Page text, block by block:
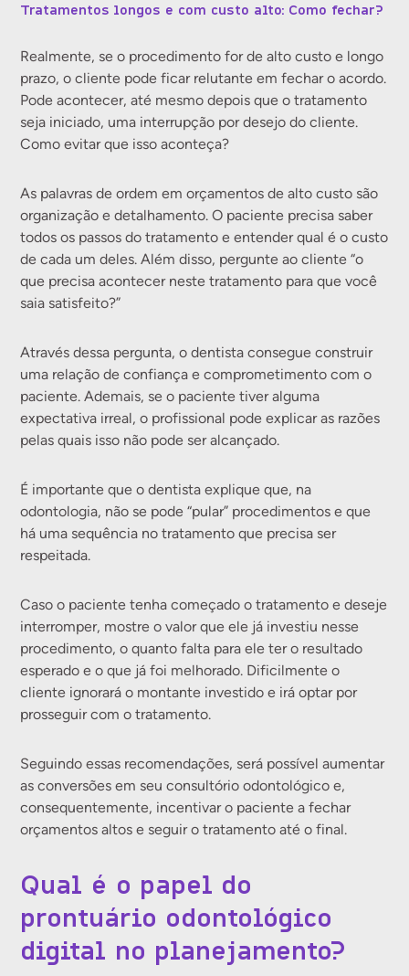
Tratamentos longos e com custo alto: Como fechar?
Realmente, se o procedimento for de alto custo e longo
prazo, o cliente pode ficar relutante em fechar o acordo.
Pode acontecer, até mesmo depois que o tratamento
seja iniciado, uma interrupção por desejo do cliente.
Como evitar que isso aconteça?
As palavras de ordem em orçamentos de alto custo são
organização e detalhamento. O paciente precisa saber
todos os passos do tratamento e entender qual é o custo
de cada um deles. Além disso, pergunte ao cliente “o
que precisa acontecer neste tratamento para que você
saia satisfeito?”
Através dessa pergunta, o dentista consegue construir
uma relação de confiança e comprometimento com o
paciente. Ademais, se o paciente tiver alguma
expectativa irreal, o profissional pode explicar as razões
pelas quais isso não pode ser alcançado.
É importante que o dentista explique que, na
odontologia, não se pode “pular” procedimentos e que
há uma sequência no tratamento que precisa ser
respeitada.
Caso o paciente tenha começado o tratamento e deseje
interromper, mostre o valor que ele já investiu nesse
procedimento, o quanto falta para ele ter o resultado
esperado e o que já foi melhorado. Dificilmente o
cliente ignorará o montante investido e irá optar por
prosseguir com o tratamento.
Seguindo essas recomendações, será possível aumentar
as conversões em seu consultório odontológico e,
consequentemente, incentivar o paciente a fechar
orçamentos altos e seguir o tratamento até o final.
Qual é o papel do
prontuário odontológico
digital no planejamento?